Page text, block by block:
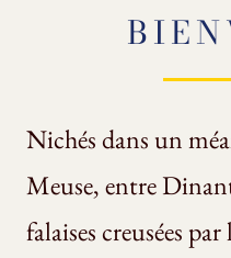
Nichés dans un
Meuse, entre
falaises creusées